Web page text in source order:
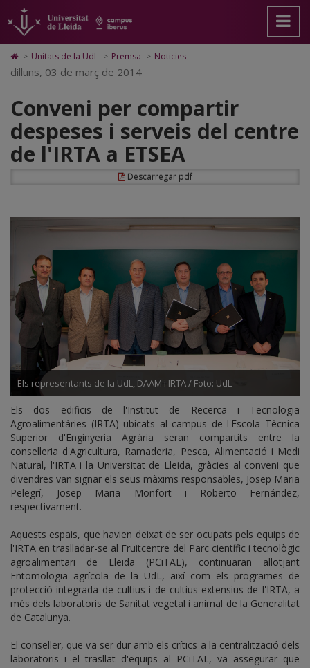
Conveni
per
compartir
despeses
serveis
del
centre
de
l'IRTA
ETSEA
pàgina
principal.
Universitat
Lleida
contingut
principal
Mapa
Web.
Universitat
Cerca
Accessibilitat.
Universitat
Lleida
Icono
de
Home
ir
a
la
página
de
inicio
> Unitats de la UdL > Premsa > Noticies
dilluns, 03 de març de 2014
Conveni per compartir
despeses i serveis del centre
de l'IRTA a ETSEA
Descarregar pdf
Els representants de la UdL, DAAM i IRTA / Foto: UdL
Els dos edificis de l'Institut de Recerca i Tecnologia
Agroalimentàries (IRTA) ubicats al campus de l'Escola Tècnica
Superior d'Enginyeria Agrària seran compartits entre la
conselleria d'Agricultura, Ramaderia, Pesca, Alimentació i Medi
Natural, l'IRTA i la Universitat de Lleida, gràcies al conveni que
divendres van signar els seus màxims responsables, Josep Maria
Pelegrí, Josep Maria Monfort i Roberto Fernández,
respectivament.
Aquests espais, que havien deixat de ser ocupats pels equips de
l'IRTA en traslladar-se al Fruitcentre del Parc científic i tecnològic
agroalimentari de Lleida (PCiTAL), continuaran allotjant
Entomologia agrícola de la UdL, així com els programes de
protecció integrada de cultius i de cultius extensius de l'IRTA, a
més dels laboratoris de Sanitat vegetal i animal de la Generalitat
de Catalunya.
El conseller, que va ser dur amb els crítics a la centralització dels
laboratoris i el trasllat d'equips al PCiTAL, va assegurar que